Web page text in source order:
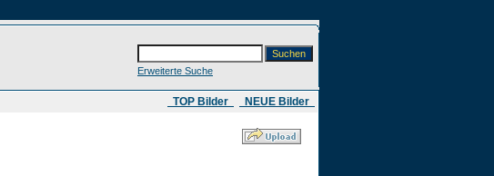
Erweiterte Suche
​ TOP Bilder NEUE Bilder